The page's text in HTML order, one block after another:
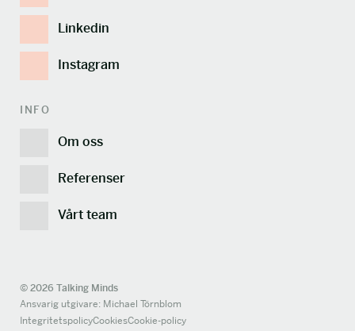
Linkedin
Instagram
INFO
Om oss
Referenser
Vårt team
© 2026 Talking Minds
Ansvarig utgivare: Michael Törnblom
IntegritetspolicyCookiesCookie-policy